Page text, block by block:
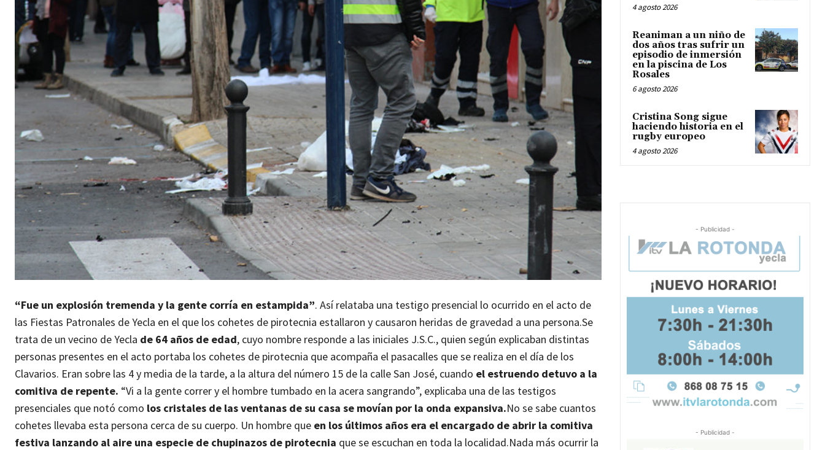
“Fue un explosión tremenda y la gente corría en estampida”. Así relataba una testigo presencial lo ocurrido en el acto de
las Fiestas Patronales de Yecla en el que los cohetes de pirotecnia estallaron y causaron heridas de gravedad a una persona.Se
trata de un vecino de Yecla de 64 años de edad, cuyo nombre responde a las iniciales J.S.C., quien según explicaban distintas
personas presentes en el acto portaba los cohetes de pirotecnia que acompaña el pasacalles que se realiza en el día de los
Clavarios. Eran sobre las 4 y media de la tarde, a la altura del número 15 de la calle San José, cuando el estruendo detuvo a la
comitiva de repente. “Vi a la gente correr y el hombre tumbado en la acera sangrando”, explicaba una de las testigos
presenciales que notó como los cristales de las ventanas de su casa se movían por la onda expansiva.No se sabe cuantos
cohetes llevaba esta persona cerca de su cuerpo. Un hombre que en los últimos años era el encargado de abrir la comitiva
festiva lanzando al aire una especie de chupinazos de pirotecnia que se escuchan en toda la localidad.Nada más ocurrir la
4 agosto 2026
Reaniman a un niño de
dos años tras sufrir un
episodio de inmersión
en la piscina de Los
Rosales
6 agosto 2026
Cristina Song sigue
haciendo historia en el
rugby europeo
4 agosto 2026
- Publicidad -
- Publicidad -